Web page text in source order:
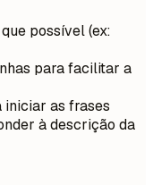
possível (ex:
para facilitar a
iniciar as frases
à descrição da